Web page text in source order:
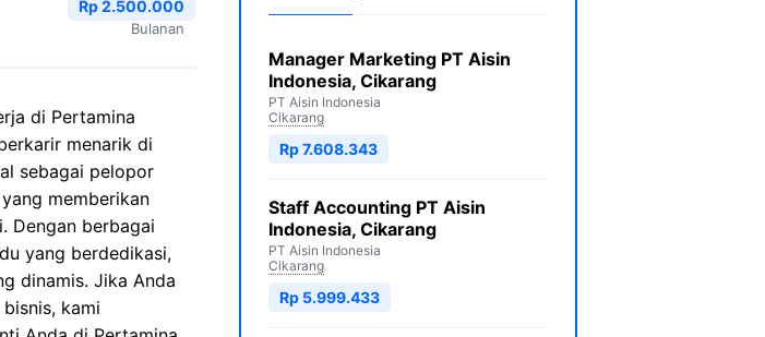
Rp 2.500.000
Bulanan
di Pertamina
menarik di
sebagai pelopor
memberikan
Dengan berbagai
yang berdedikasi,
dinamis. Jika Anda
kami
Manager Marketing PT Aisin
Indonesia, Cikarang
PT Aisin Indonesia
Cikarang
Rp 7.608.343
Staff Accounting PT Aisin
Indonesia, Cikarang
PT Aisin Indonesia
Cikarang
Rp 5.999.433